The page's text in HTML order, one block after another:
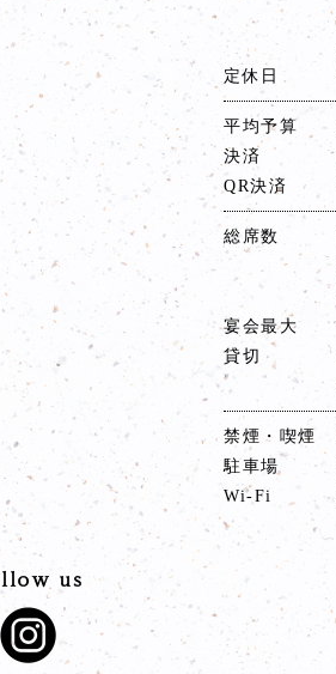
定休日
平均予算
決済
QR決済
総席数
宴会最大
貸切
禁煙・喫煙
駐車場
Wi-Fi